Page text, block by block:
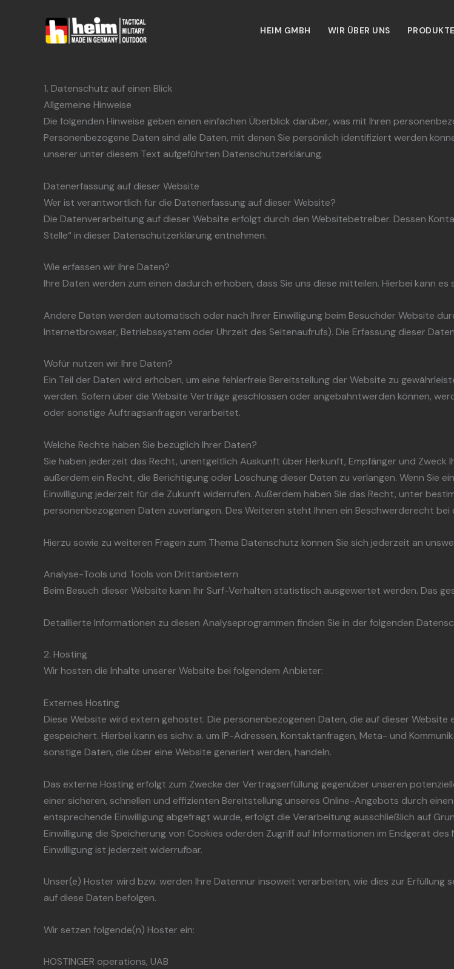
HEIM GMBH WIR ÜBER UNS PRODUKTE
Datenschutzerklärung
1. Datenschutz auf einen Blick
Allgemeine Hinweise
Die folgenden Hinweise geben einen einfachen Überblick darüber, was mit Ihren
Personenbezogene Daten sind alle Daten, mit denen Sie persönlich identifiziert werden
unserer unter diesem Text aufgeführten Datenschutzerklärung.
Datenerfassung auf dieser Website
Wer ist verantwortlich für die Datenerfassung auf dieser Website?
Die Datenverarbeitung auf dieser Website erfolgt durch den Websitebetreiber. Dessen
Stelle“ in dieser Datenschutzerklärung entnehmen.
Wie erfassen wir Ihre Daten?
Ihre Daten werden zum einen dadurch erhoben, dass Sie uns diese mitteilen. Hierbei kann
Andere Daten werden automatisch oder nach Ihrer Einwilligung beim Besuchder Website
Internetbrowser, Betriebssystem oder Uhrzeit des Seitenaufrufs). Die Erfassung dieser
Wofür nutzen wir Ihre Daten?
Ein Teil der Daten wird erhoben, um eine fehlerfreie Bereitstellung der Website zu
werden. Sofern über die Website Verträge geschlossen oder angebahntwerden können,
oder sonstige Auftragsanfragen verarbeitet.
Welche Rechte haben Sie bezüglich Ihrer Daten?
Sie haben jederzeit das Recht, unentgeltlich Auskunft über Herkunft, Empfänger und
außerdem ein Recht, die Berichtigung oder Löschung dieser Daten zu verlangen. Wenn Sie
Einwilligung jederzeit für die Zukunft widerrufen. Außerdem haben Sie das Recht, unter
personenbezogenen Daten zuverlangen. Des Weiteren steht Ihnen ein Beschwerderecht
Hierzu sowie zu weiteren Fragen zum Thema Datenschutz können Sie sich jederzeit an
Analyse-Tools und Tools von Dritt­anbietern
Beim Besuch dieser Website kann Ihr Surf-Verhalten statistisch ausgewertet werden. Das
Detaillierte Informationen zu diesen Analyseprogrammen finden Sie in der folgenden
2. Hosting
Wir hosten die Inhalte unserer Website bei folgendem Anbieter:
Externes Hosting
Diese Website wird extern gehostet. Die personenbezogenen Daten, die auf dieser
gespeichert. Hierbei kann es sichv. a. um IP-Adressen, Kontaktanfragen, Meta- und
sonstige Daten, die über eine Website generiert werden, handeln.
Das externe Hosting erfolgt zum Zwecke der Vertragserfüllung gegenüber unseren
einer sicheren, schnellen und effizienten Bereitstellung unseres Online-Angebots durch
entsprechende Einwilligung abgefragt wurde, erfolgt die Verarbeitung ausschließlich auf
Einwilligung die Speicherung von Cookies oderden Zugriff auf Informationen im Endgerät
Einwilligung ist jederzeit widerrufbar.
Unser(e) Hoster wird bzw. werden Ihre Datennur insoweit verarbeiten, wie dies zur
auf diese Daten befolgen.
Wir setzen folgende(n) Hoster ein:
HOSTINGER operations, UAB